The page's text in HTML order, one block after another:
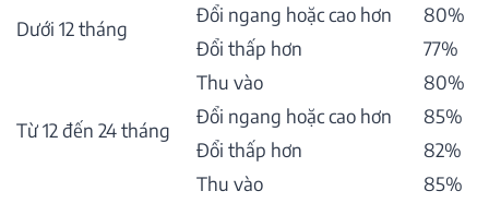
Dưới 12 tháng
Đổi ngang hoặc cao hơn
80%
Đổi thấp hơn
77%
Từ 12 đến 24 tháng
Thu vào
80%
Đổi ngang hoặc cao hơn
85%
Đổi thấp hơn
82%
Thu vào
85%